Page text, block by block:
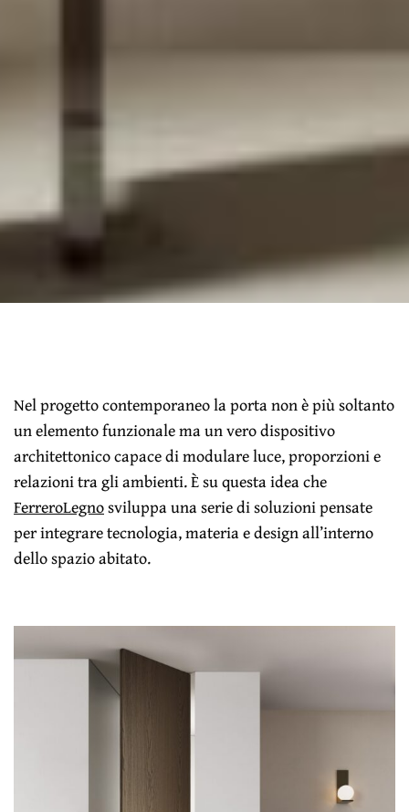
Nel progetto contemporaneo la porta non è più soltanto
un elemento funzionale ma un vero dispositivo
architettonico capace di modulare luce, proporzioni e
relazioni tra gli ambienti. È su questa idea che
FerreroLegnosviluppa una serie di soluzioni pensate
per integrare tecnologia, materia e design all’interno
dello spazio abitato.